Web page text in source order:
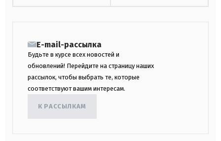
E-mail-рассылка
Будьте в курсе всех новостей и
обновлений! Перейдите на страницу наших
рассылок, чтобы выбрать те, которые
соответствуют вашим интересам.
К РАССЫЛКАМ